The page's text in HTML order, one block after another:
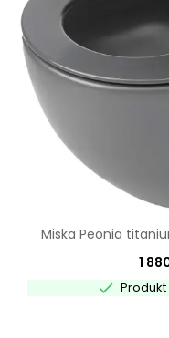
Miska Peonia
1
